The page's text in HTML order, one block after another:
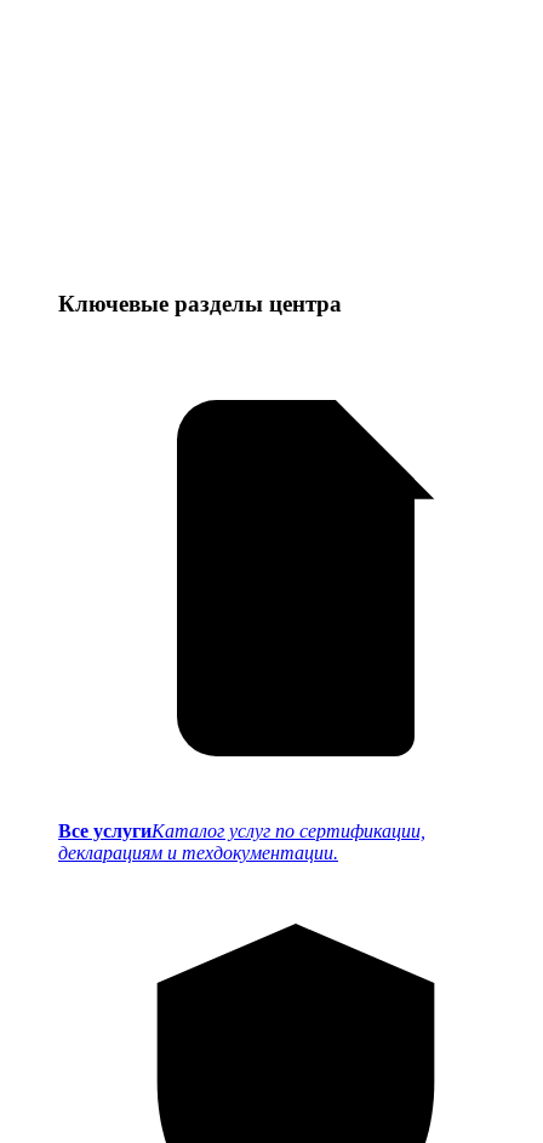
Ключевые разделы центра
Все услугиКаталог услуг по сертификации,
декларациям и техдокументации.